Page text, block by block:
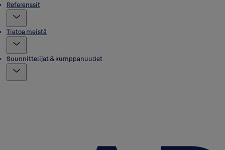
Referenssit
Tietoa meistä
Suunnittelijat & kumppanuudet